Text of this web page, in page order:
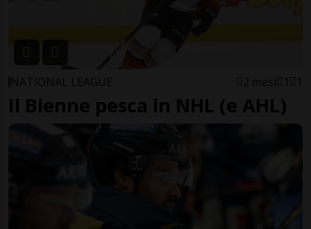
NATIONAL LEAGUE 2 mesi 1 1
Il Bienne pesca in NHL (e AHL)